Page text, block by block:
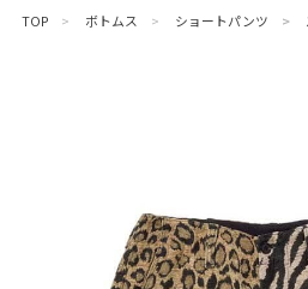
TOP > ボトムス > ショートパンツ >